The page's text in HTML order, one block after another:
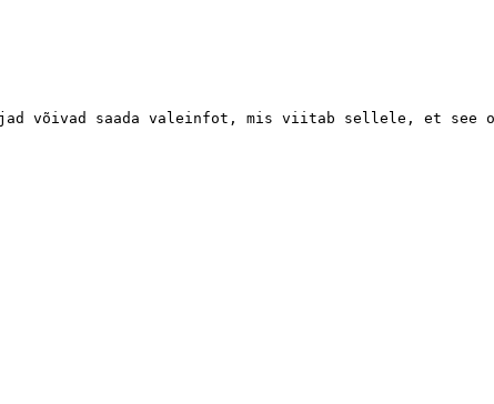
võivad saada valeinfot, mis viitab sellele, et see